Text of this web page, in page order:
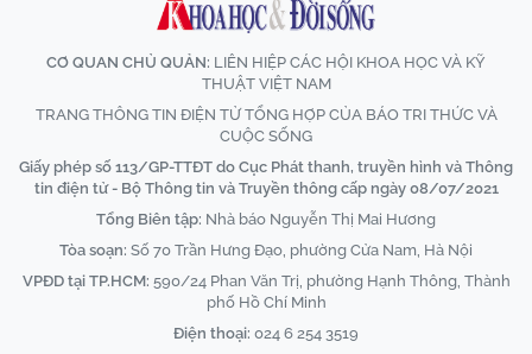
CƠ QUAN CHỦ QUẢN: LIÊN HIỆP CÁC HỘI KHOA HỌC VÀ KỸ
THUẬT VIỆT NAM
TRANG THÔNG TIN ĐIỆN TỬ TỔNG HỢP CỦA BÁO TRI THỨC VÀ
CUỘC SỐNG
Giấy phép số 113/GP-TTĐT do Cục Phát thanh, truyền hình và Thông
tin điện tử - Bộ Thông tin và Truyền thông cấp ngày 08/07/2021
Tổng Biên tập: Nhà báo Nguyễn Thị Mai Hương
Tòa soạn: Số 70 Trần Hưng Đạo, phường Cửa Nam, Hà Nội
VPĐD tại TP.HCM: 590/24 Phan Văn Trị, phường Hạnh Thông, Thành
phố Hồ Chí Minh
Điện thoại: 024 6 254 3519